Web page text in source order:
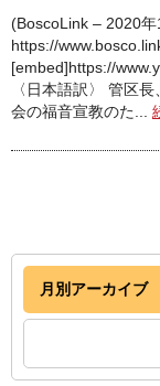
月別アーカイブ
(BoscoLink – 2020
https://
[embed]https://
〈日本語訳〉 管区
会の福音宣教のた...